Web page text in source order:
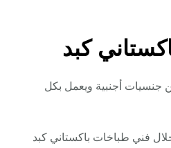
كبد
أجنبية ويعمل بكل
فني طباخات باكستاني كبد